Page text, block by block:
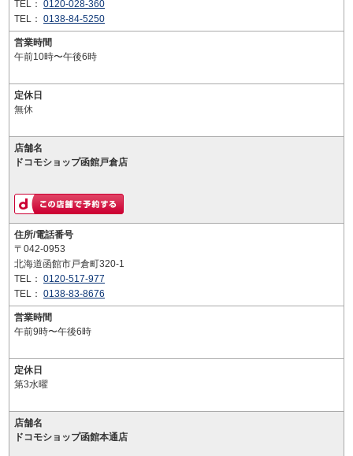
TEL： 0120-028-360
TEL： 0138-84-5250
営業時間
午前10時〜午後6時
定休日
無休
店舗名
ドコモショップ函館戸倉店
住所/電話番号
〒042-0953
北海道函館市戸倉町320-1
TEL： 0120-517-977
TEL： 0138-83-8676
営業時間
午前9時〜午後6時
定休日
第3水曜
店舗名
ドコモショップ函館本通店